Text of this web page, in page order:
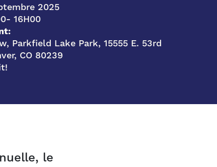
2025
- 16H00
Parkfield Lake Park, 15555 E. 53rd
CO 80239
le